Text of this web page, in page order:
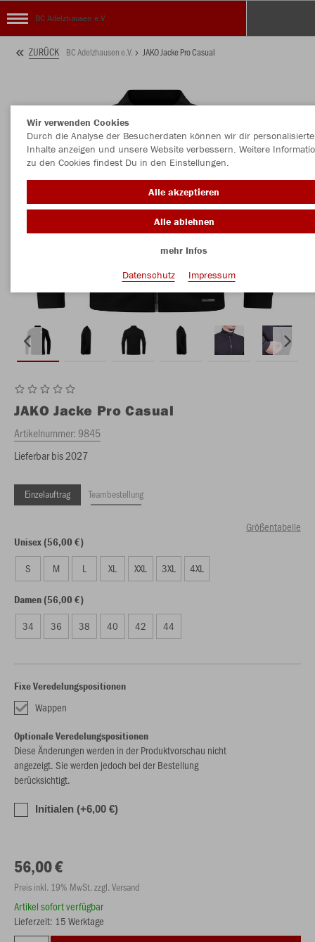
BC Adelzhausen e.V.
ZURÜCK BC Adelzhausen e.V. JAKO Jacke Pro Casual
JAKO Jacke Pro Casual
Artikelnummer:9845
Lieferbar bis 2027
Einzelauftrag Teambestellung
Größentabelle
Unisex (56,00 €)
S M L XL XXL 3XL 4XL
Damen (56,00 €)
34 36 38 40 42 44
Fixe Veredelungspositionen
Wappen
Optionale Veredelungspositionen
Diese Änderungen werden in der Produktvorschau nicht
angezeigt. Sie werden jedoch bei der Bestellung
berücksichtigt.
Initialen (+6,00 €)
56,00 €
Preis inkl. 19% MwSt. zzgl. Versand
Artikel sofort verfügbar
Lieferzeit: 15 Werktage
Wir verwenden Cookies
Durch die Analyse der Besucherdaten können wir dir personalisierte
Inhalte anzeigen und unsere Website verbessern. Weitere
zu den Cookies findest Du in den Einstellungen.
Alle akzeptieren
Alle ablehnen
mehr Infos
Datenschutz
Impressum